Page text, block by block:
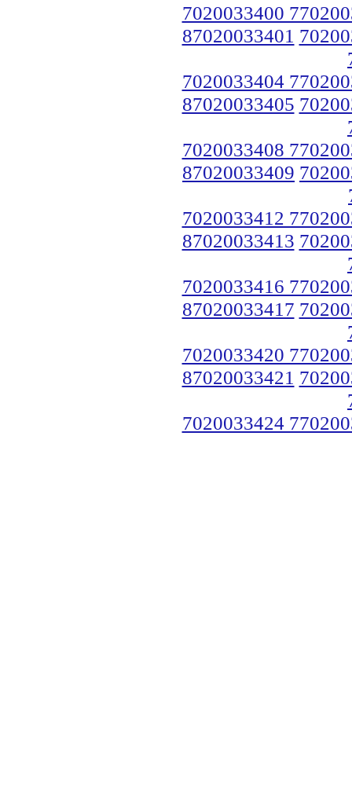
7020033400
87020033401
7020033404
87020033405
7020033408
87020033409
7020033412
87020033413
7020033416
87020033417
7020033420
87020033421
7020033424